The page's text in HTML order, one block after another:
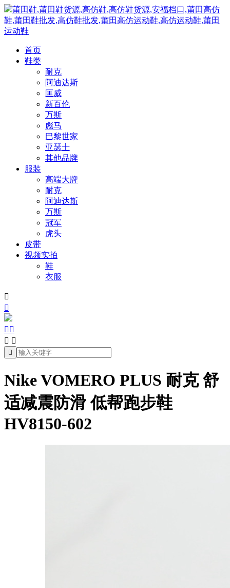
莆田鞋,莆田鞋货源,高仿鞋,高仿鞋货源,安福档口,莆田高仿
鞋,莆田鞋批发,高仿鞋批发,莆田高仿运动鞋,高仿运动鞋,莆田
运动鞋
首页
鞋类
耐克
阿迪达斯
匡威
新百伦
万斯
彪马
巴黎世家
亚瑟士
其他品牌
服装
高端大牌
耐克
阿迪达斯
万斯
冠军
虎头
皮带
视频实拍
鞋
衣服


 
 

Nike VOMERO PLUS 耐克 舒
适减震防滑 低帮跑步鞋
HV8150-602